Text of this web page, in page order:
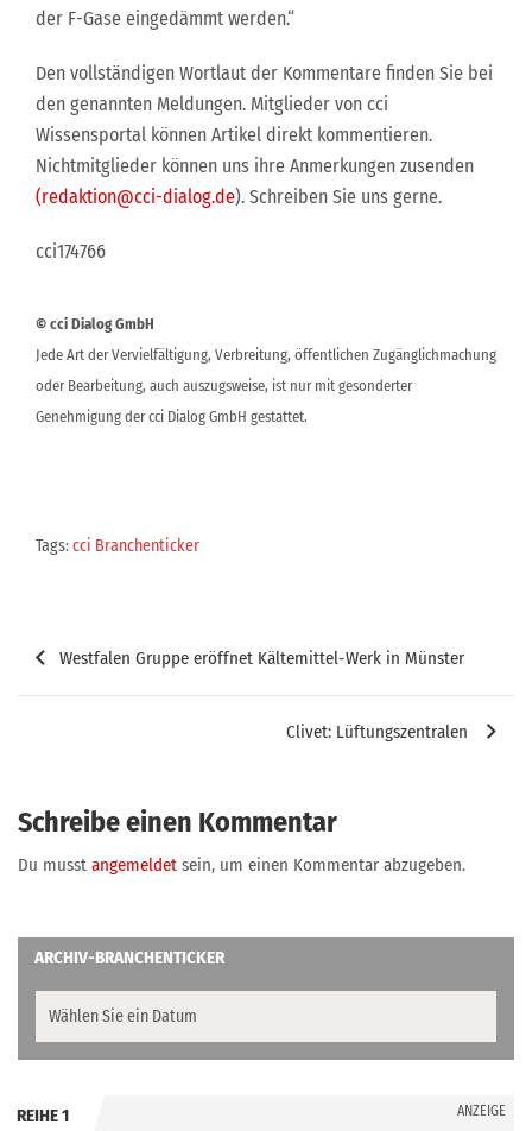
der F-Gase eingedämmt werden.“
Den vollständigen Wortlaut der Kommentare finden Sie bei
den genannten Meldungen. Mitglieder von cci
Wissensportal können Artikel direkt kommentieren.
Nichtmitglieder können uns ihre Anmerkungen zusenden
(redaktion@cci-dialog.de). Schreiben Sie uns gerne.
cci174766
© cci Dialog GmbH
Jede Art der Vervielfältigung, Verbreitung, öffentlichen Zugänglichmachung
oder Bearbeitung, auch auszugsweise, ist nur mit gesonderter
Genehmigung der cci Dialog GmbH gestattet.
Tags:cci Branchenticker
Beitragsnavigation
Westfalen Gruppe eröffnet Kältemittel-Werk in Münster
Clivet: Lüftungszentralen
Schreibe einen Kommentar
Du musst angemeldet sein, um einen Kommentar abzugeben.
ARCHIV-BRANCHENTICKER
REIHE 1 ANZEIGE